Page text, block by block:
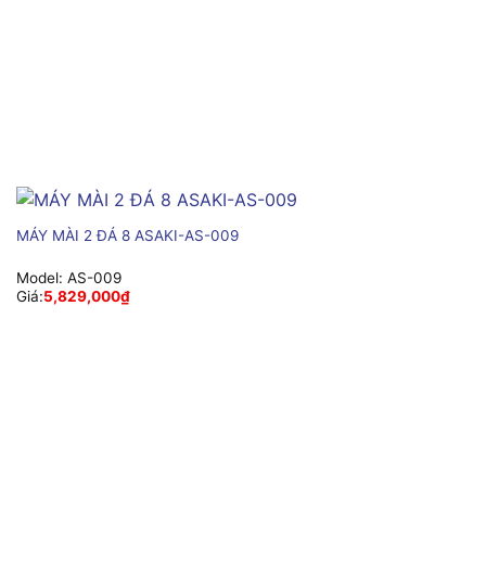
MÁY MÀI 2 ĐÁ 8 ASAKI-AS-009
Model: AS-009
Giá:5,829,000₫